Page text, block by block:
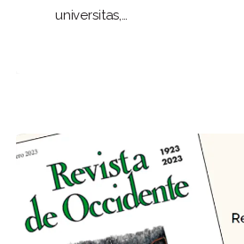
universitas,…